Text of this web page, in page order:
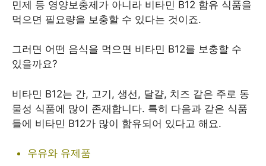
민제 등 영양보충제가 아니라 비타민 B12 함유 식품을
먹으면 필요량을 보충할 수 있다는 것이죠.
그러면 어떤 음식을 먹으면 비타민 B12를 보충할 수
있을까요?
비타민 B12는 간, 고기, 생선, 달걀, 치즈 같은 주로 동
물성 식품에 많이 존재합니다. 특히 다음과 같은 식품
들에 비타민 B12가 많이 함유되어 있다고 해요.
우유와 유제품